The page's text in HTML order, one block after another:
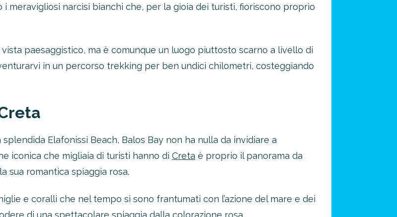
meravigliosi narcisi bianchi che, per la gioia dei turisti, fioriscono proprio
paesaggistico, ma è comunque un luogo piuttosto scarno a livello di
in un percorso trekking per ben undici chilometri, costeggiando
Elafonissi Beach, Balos Bay non ha nulla da invidiare a
iconica che migliaia di turisti hanno di Creta è proprio il panorama da
sua romantica spiaggia rosa.
e coralli che nel tempo si sono frantumati con l’azione del mare e dei
di una spettacolare spiaggia dalla colorazione rosa.